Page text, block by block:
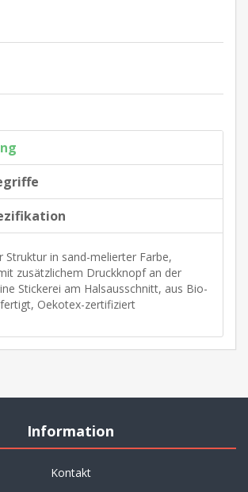
Struktur in sand-melierter Farbe,
zusätzlichem Druckknopf an der
Stickerei am Halsausschnitt, aus Bio-
Oekotex-zertifiziert
Information
Kontakt